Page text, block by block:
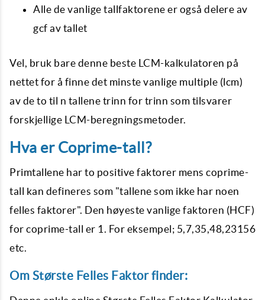
Alle de vanlige tallfaktorene er også delere av
gcf av tallet
Vel, bruk bare denne beste LCM-kalkulatoren på
nettet for å finne det minste vanlige multiple (lcm)
av de to til n tallene trinn for trinn som tilsvarer
forskjellige LCM-beregningsmetoder.
Hva er Coprime-tall?
Primtallene har to positive faktorer mens coprime-
tall kan defineres som "tallene som ikke har noen
felles faktorer". Den høyeste vanlige faktoren (HCF)
for coprime-tall er 1. For eksempel; 5,7,35,48,23156
etc.
Om Største Felles Faktor finder: